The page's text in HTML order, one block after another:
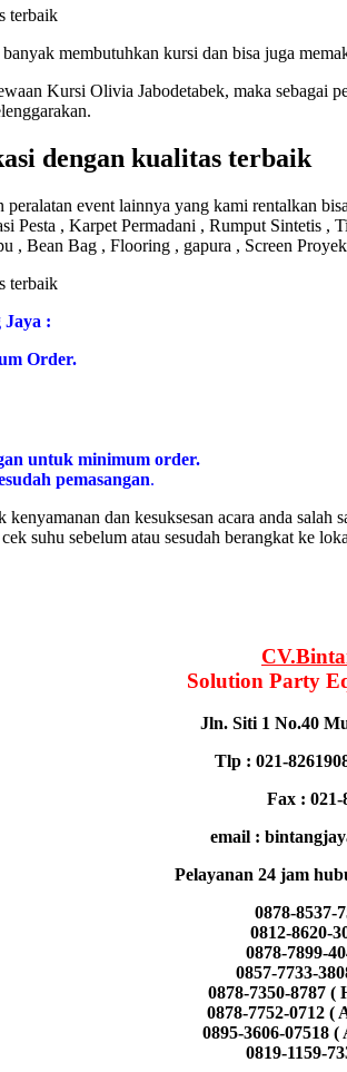
membutuhkan kursi dan bisa juga
Kursi Olivia Jabodetabek, maka
dengan kualitas terbaik
event lainnya yang kami rentalkan
Pesta , Karpet Permadani , Rumput
, Bean Bag , Flooring , gapura , Screen
Jaya :
Order.
untuk minimum order.
pemasangan.
dan kesuksesan acara anda
suhu sebelum atau sesudah berangkat ke
Solution Party
Jln. Siti 1 No.40
Tlp : 021-
Fax : 021-
email :
Pelayanan 24 jam
0878-8537-
0812-8620-
0878-7899-
0857-7733-
0878-7350-8787
0878-7752-0712
0895-3606-07518
0819-1159-